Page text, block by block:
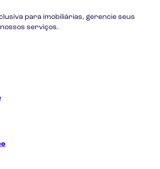
para imobiliárias, gerencie seus
serviços.